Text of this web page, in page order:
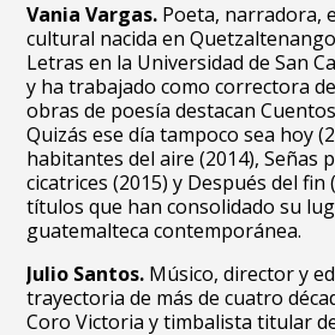
Vania Vargas. Poeta, narradora,
cultural nacida en
Letras en la Universidad de San
y ha trabajado como correctora
obras de poesía destacan
Quizás ese día tampoco sea hoy
habitantes del aire (2014), Señas
cicatrices (2015) y Después del
títulos que han consolidado su
guatemalteca contemporánea.
Julio Santos. Músico, director y
trayectoria de más de cuatro
Coro Victoria y timbalista titular